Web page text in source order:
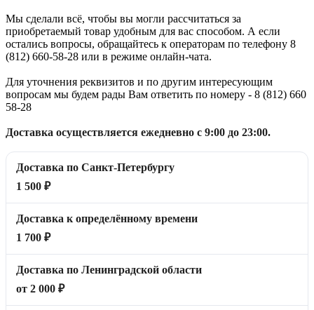
Мы сделали всё, чтобы вы могли рассчитаться за
приобретаемый товар удобным для вас способом. А если
остались вопросы, обращайтесь к операторам по телефону 8
(812) 660-58-28 или в режиме онлайн-чата.
Для уточнения реквизитов и по другим интересующим
вопросам мы будем рады Вам ответить по номеру - 8 (812) 660
58-28
Доставка осуществляется ежедневно с 9:00 до 23:00.
Доставка по Санкт-Петербургу
1 500 ₽
Доставка к определённому времени
1 700 ₽
Доставка по Ленинградской области
от 2 000 ₽